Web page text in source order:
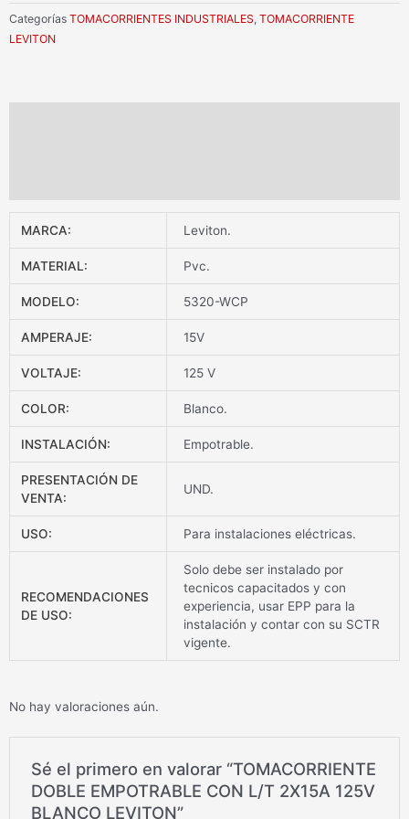
Categorías TOMACORRIENTES INDUSTRIALES, TOMACORRIENTE
LEVITON
MARCA: Leviton.
MATERIAL: Pvc.
MODELO: 5320-WCP
AMPERAJE: 15V
VOLTAJE: 125 V
COLOR: Blanco.
INSTALACIÓN: Empotrable.
PRESENTACIÓN DE
VENTA:
UND.
USO: Para instalaciones eléctricas.
RECOMENDACIONES
DE USO:
Solo debe ser instalado por
tecnicos capacitados y con
experiencia, usar EPP para la
instalación y contar con su SCTR
vigente.
No hay valoraciones aún.
Sé el primero en valorar “TOMACORRIENTE
DOBLE EMPOTRABLE CON L/T 2X15A 125V
BLANCO LEVITON”